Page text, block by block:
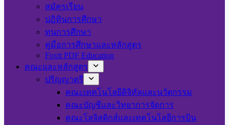
สมัครเรียน
ปฎิทินการศึกษา
ทุนการศึกษา
คู่มือการศึกษาและหลักสูตร
Foxit PDF Education
คณะและหลักสูตร
ปริญญาตรี
คณะเทคโนโลยีดิจิทัลและนวัตกรรม
คณะบัญชีและวิทยาการจัดการ
คณะโลจิสติกส์และเทคโนโลยีการบิน